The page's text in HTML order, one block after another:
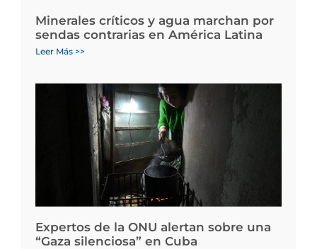
Minerales críticos y agua marchan por
sendas contrarias en América Latina
Leer Más >>
Expertos de la ONU alertan sobre una
“Gaza silenciosa” en Cuba